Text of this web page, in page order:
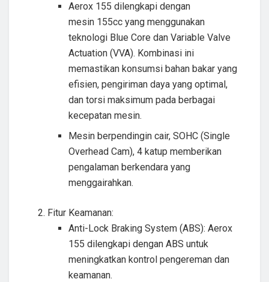
Aerox 155 dilengkapi dengan
mesin 155cc yang menggunakan
teknologi Blue Core dan Variable Valve
Actuation (VVA). Kombinasi ini
memastikan konsumsi bahan bakar yang
efisien, pengiriman daya yang optimal,
dan torsi maksimum pada berbagai
kecepatan mesin.
Mesin berpendingin cair, SOHC (Single
Overhead Cam), 4 katup memberikan
pengalaman berkendara yang
menggairahkan.
Fitur Keamanan:
Anti-Lock Braking System (ABS): Aerox
155 dilengkapi dengan ABS untuk
meningkatkan kontrol pengereman dan
keamanan.